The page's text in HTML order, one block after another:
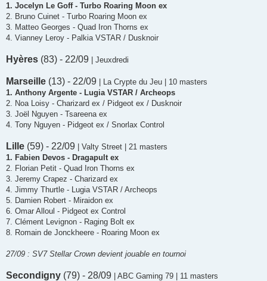
1. Jocelyn Le Goff - Turbo Roaring Moon ex
2. Bruno Cuinet - Turbo Roaring Moon ex
3. Matteo Georges - Quad Iron Thorns ex
4. Vianney Leroy - Palkia VSTAR / Dusknoir
Hyères (83) - 22/09 | Jeuxdredi
Marseille (13) - 22/09 | La Crypte du Jeu | 10 masters
1. Anthony Argente - Lugia VSTAR / Archeops
2. Noa Loisy - Charizard ex / Pidgeot ex / Dusknoir
3. Joël Nguyen - Tsareena ex
4. Tony Nguyen - Pidgeot ex / Snorlax Control
Lille (59) - 22/09 | Valty Street | 21 masters
1. Fabien Devos - Dragapult ex
2. Florian Petit - Quad Iron Thorns ex
3. Jeremy Crapez - Charizard ex
4. Jimmy Thurtle - Lugia VSTAR / Archeops
5. Damien Robert - Miraidon ex
6. Omar Alloul - Pidgeot ex Control
7. Clément Levignon - Raging Bolt ex
8. Romain de Jonckheere - Roaring Moon ex
27/09 : SV7 Stellar Crown devient jouable en tournoi
Secondigny (79) - 28/09 | ABC Gaming 79 | 11 masters